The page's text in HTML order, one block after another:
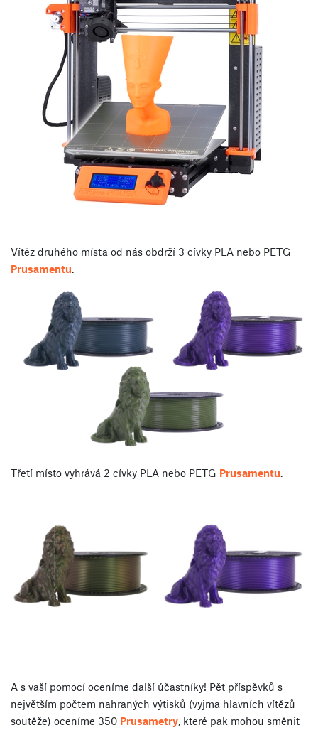
Vítěz druhého místa od nás obdrží 3 cívky PLA nebo PETG
Prusamentu.
Třetí místo vyhrává 2 cívky PLA nebo PETG Prusamentu.
A s vaší pomocí oceníme další účastníky! Pět příspěvků s
největším počtem nahraných výtisků (vyjma hlavních vítězů
soutěže) oceníme 350 Prusametry, které pak mohou směnit